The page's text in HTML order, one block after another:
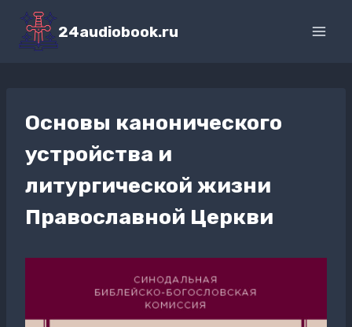
Перейти
содержимому
24audiobook.ru
Основы канонического
устройства и
литургической жизни
Православной Церкви